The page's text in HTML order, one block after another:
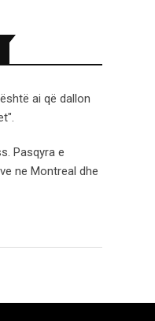
ai që dallon
Pasqyra e
ne Montreal dhe